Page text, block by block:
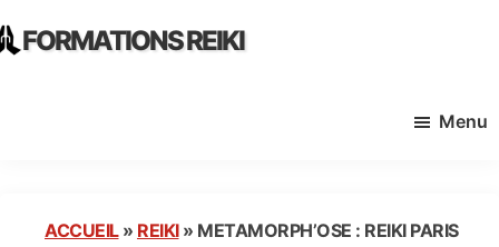
to
to FORMATIONS REIKI
Menu
ACCUEIL» REIKI» METAMORPH’OSE : REIKI PARIS